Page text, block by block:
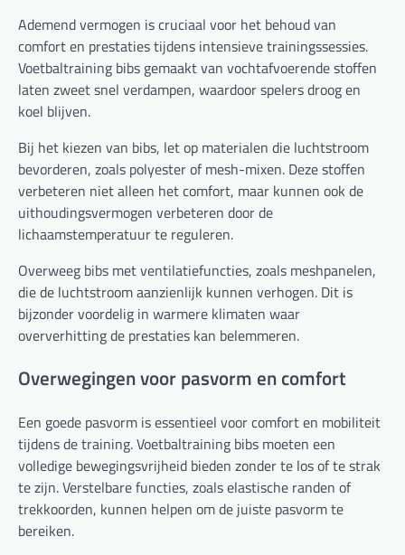
Ademend vermogen is cruciaal voor het behoud van
comfort en prestaties tijdens intensieve trainingssessies.
Voetbaltraining bibs gemaakt van vochtafvoerende stoffen
laten zweet snel verdampen, waardoor spelers droog en
koel blijven.
Bij het kiezen van bibs, let op materialen die luchtstroom
bevorderen, zoals polyester of mesh-mixen. Deze stoffen
verbeteren niet alleen het comfort, maar kunnen ook de
uithoudingsvermogen verbeteren door de
lichaamstemperatuur te reguleren.
Overweeg bibs met ventilatiefuncties, zoals meshpanelen,
die de luchtstroom aanzienlijk kunnen verhogen. Dit is
bijzonder voordelig in warmere klimaten waar
oververhitting de prestaties kan belemmeren.
Overwegingen voor pasvorm en comfort
Een goede pasvorm is essentieel voor comfort en mobiliteit
tijdens de training. Voetbaltraining bibs moeten een
volledige bewegingsvrijheid bieden zonder te los of te strak
te zijn. Verstelbare functies, zoals elastische randen of
trekkoorden, kunnen helpen om de juiste pasvorm te
bereiken.